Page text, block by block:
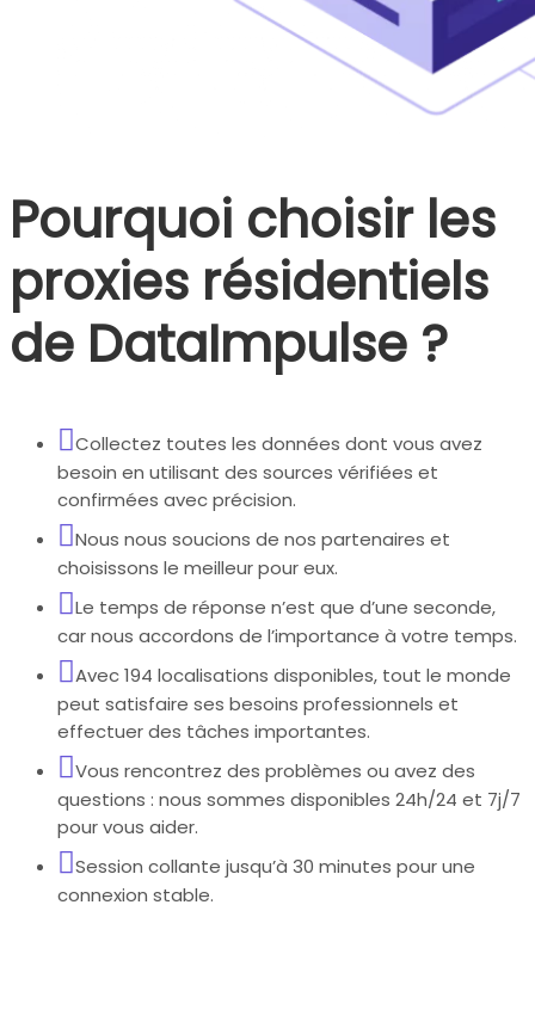
Pourquoi choisir les
proxies résidentiels
de DataImpulse ?
Collectez toutes les données dont vous avez
besoin en utilisant des sources vérifiées et
confirmées avec précision.
Nous nous soucions de nos partenaires et
choisissons le meilleur pour eux.
Le temps de réponse n’est que d’une seconde,
car nous accordons de l’importance à votre temps.
Avec 194 localisations disponibles, tout le monde
peut satisfaire ses besoins professionnels et
effectuer des tâches importantes.
Vous rencontrez des problèmes ou avez des
questions : nous sommes disponibles 24h/24 et 7j/7
pour vous aider.
Session collante jusqu’à 30 minutes pour une
connexion stable.